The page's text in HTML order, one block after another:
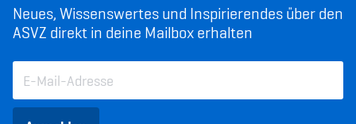
Neues, Wissenswertes und Inspirierendes über den
ASVZ direkt in deine Mailbox erhalten